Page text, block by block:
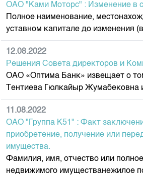
ОАО "Ками Моторс" : Изменение в
Полное наименование,
уставном капитале до изменения
12.08.2022
Решения Совета директоров и
ОАО «Оптима Банк» извещает о
Тентиева Гюлкайыр Жумабековна
11.08.2022
ОАО "Группа К51" : Факт
приобретение, получение или
имущества.
Фамилия, имя, отчество или
недвижимого имуществанежилое